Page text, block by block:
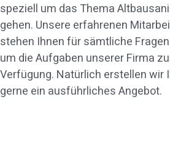
gerne ein ausführliches Angebot.